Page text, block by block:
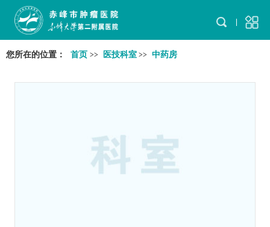
您所在的位置： 首页 >> 医技科室 >> 中药房